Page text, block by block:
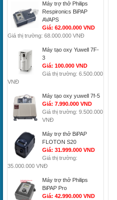
Máy trợ thở Philips
Respironics BiPAP
AVAPS
Giá: 62.000.000 VND
Giá thị trường: 68.000.000 VNĐ
Máy tạo oxy Yuwell 7F-
3
Giá: 100.000 VND
Giá thị trường: 6.500.000
VNĐ
Máy tạo oxy yuwell 7f-5
Giá: 7.990.000 VND
Giá thị trường: 9.500.000
VNĐ
Máy trợ thở BiPAP
FLOTON S20
Giá: 31.999.000 VND
Giá thị trường:
35.000.000 VNĐ
Máy trợ thở Philips
BiPAP Pro
Giá: 42.990.000 VND